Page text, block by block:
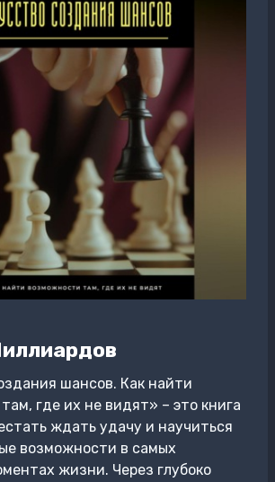
шансов. Как найти
где их не видят» – это книга
ждать удачу и научиться
возможности в самых
жизни. Через глубоко